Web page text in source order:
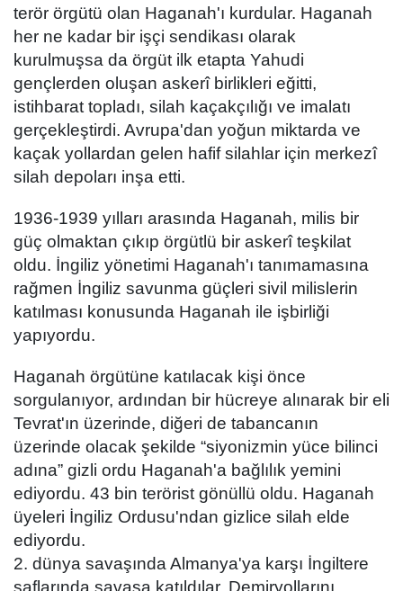
terör örgütü olan Haganah'ı kurdular. Haganah
her ne kadar bir işçi sendikası olarak
kurulmuşsa da örgüt ilk etapta Yahudi
gençlerden oluşan askerî birlikleri eğitti,
istihbarat topladı, silah kaçakçılığı ve imalatı
gerçekleştirdi. Avrupa'dan yoğun miktarda ve
kaçak yollardan gelen hafif silahlar için merkezî
silah depoları inşa etti.
1936-1939 yılları arasında Haganah, milis bir
güç olmaktan çıkıp örgütlü bir askerî teşkilat
oldu. İngiliz yönetimi Haganah'ı tanımamasına
rağmen İngiliz savunma güçleri sivil milislerin
katılması konusunda Haganah ile işbirliği
yapıyordu.
Haganah örgütüne katılacak kişi önce
sorgulanıyor, ardından bir hücreye alınarak bir eli
Tevrat'ın üzerinde, diğeri de tabancanın
üzerinde olacak şekilde “siyonizmin yüce bilinci
adına” gizli ordu Haganah'a bağlılık yemini
ediyordu. 43 bin terörist gönüllü oldu. Haganah
üyeleri İngiliz Ordusu'ndan gizlice silah elde
ediyordu.
2. dünya savaşında Almanya'ya karşı İngiltere
saflarında savaşa katıldılar. Demiryollarını,